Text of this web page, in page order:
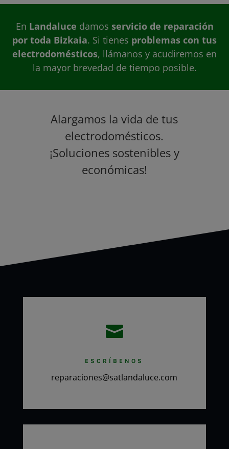
En Landaluce damos servicio de reparación
por toda Bizkaia. Si tienes problemas con tus
electrodomésticos, llámanos y acudiremos en
la mayor brevedad de tiempo posible.
Alargamos la vida de tus
electrodomésticos.
¡Soluciones sostenibles y
económicas!

ESCRÍBENOS
reparaciones@satlandaluce.com